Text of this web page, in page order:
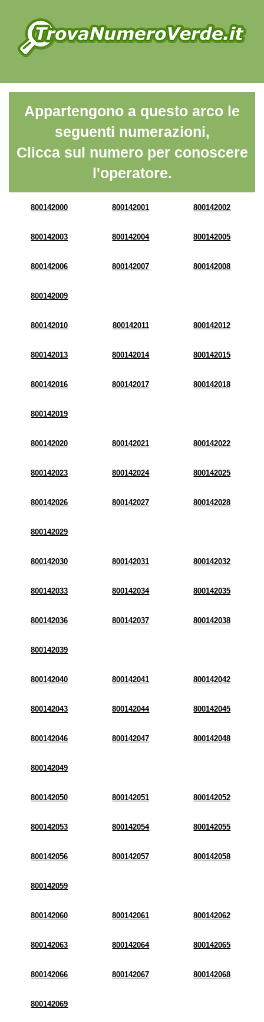
Appartengono a questo arco le
seguenti numerazioni,
Clicca sul numero per conoscere
l'operatore.
800142000 800142001 800142002
800142003 800142004 800142005
800142006 800142007 800142008
800142009
800142010 800142011 800142012
800142013 800142014 800142015
800142016 800142017 800142018
800142019
800142020 800142021 800142022
800142023 800142024 800142025
800142026 800142027 800142028
800142029
800142030 800142031 800142032
800142033 800142034 800142035
800142036 800142037 800142038
800142039
800142040 800142041 800142042
800142043 800142044 800142045
800142046 800142047 800142048
800142049
800142050 800142051 800142052
800142053 800142054 800142055
800142056 800142057 800142058
800142059
800142060 800142061 800142062
800142063 800142064 800142065
800142066 800142067 800142068
800142069